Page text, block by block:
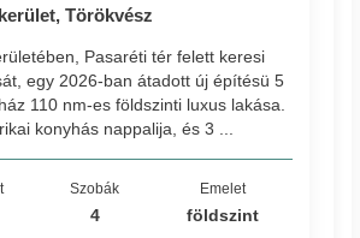
Törökvész
Pasaréti tér felett keresi
egy 2026-ban átadott új építésü 5
110 nm-es földszinti luxus lakása.
konyhás nappalija, és 3 ...
Szobák
4
Emelet
földszint